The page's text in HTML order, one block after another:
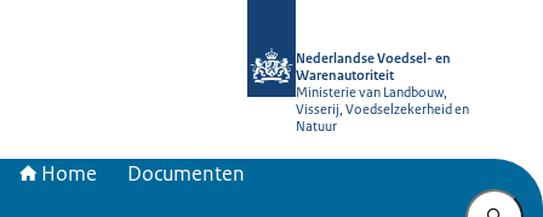
Nederlandse Voedsel- en
Warenautoriteit
Ministerie van Landbouw,
Visserij, Voedselzekerheid en
Natuur
Home Documenten